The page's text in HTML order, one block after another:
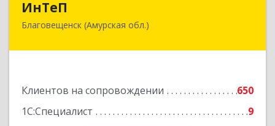
ИнТеП
Благовещенск (Амурская обл.)
Клиентов на сопровождении
650
1С:Специалист
9
675000, Амурская обл, Благовещенск г,